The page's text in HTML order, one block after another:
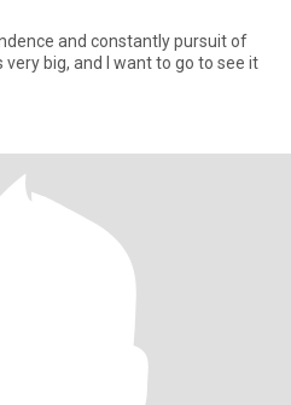
and constantly pursuit of
big, and I want to go to see it